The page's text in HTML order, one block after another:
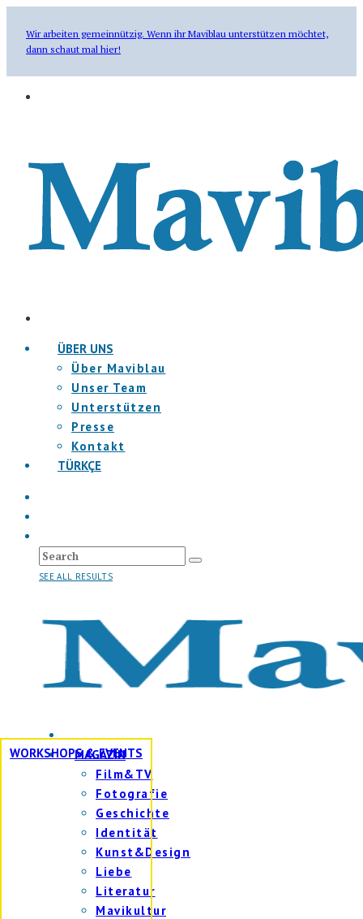
Wir arbeiten gemeinnützig. Wenn ihr Maviblau unterstützen möchtet,
dann schaut mal hier!
ÜBER UNS
Über Maviblau
Unser Team
Unterstützen
Presse
Kontakt
TÜRKÇE
SEE ALL RESULTS
WORKSHOPS & EVENTS
MAGAZIN
Film&TV
Fotografie
Geschichte
Identität
Kunst&Design
Liebe
Literatur
Mavikultur